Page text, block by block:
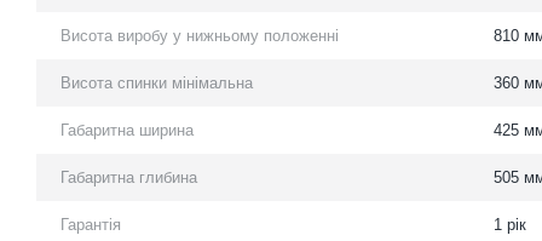
Висота виробу у нижньому положенні 810
Висота спинки мінімальна 360
Габаритна ширина 425
Габаритна глибина 505
Гарантія 1 рік